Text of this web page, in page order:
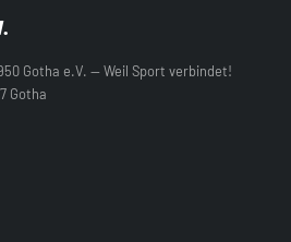
Gotha e.V. — Weil Sport verbindet!
Gotha